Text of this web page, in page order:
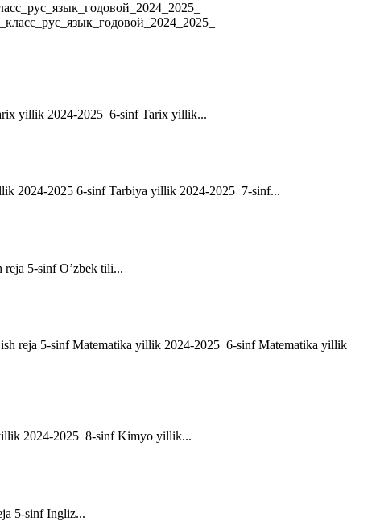
yillik 2024-2025 6-sinf Tarix yillik...
2024-2025 6-sinf Tarbiya yillik 2024-2025 7-sinf...
5-sinf O’zbek tili...
reja 5-sinf Matematika yillik 2024-2025 6-sinf Matematika yillik
2024-2025 8-sinf Kimyo yillik...
5-sinf Ingliz...